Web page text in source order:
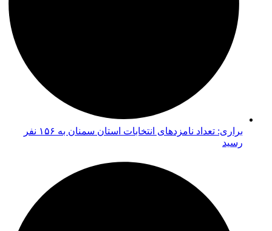
براری: تعداد نامزدهای انتخابات استان سمنان به ۱۵۶ نفر
رسید